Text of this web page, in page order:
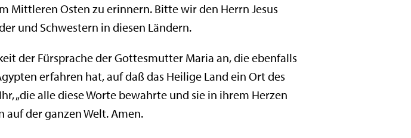
Mittleren Osten zu erinnern. Bitte wir den Herrn Jesus
und Schwestern in diesen Ländern.
der Fürsprache der Gottesmutter Maria an, die ebenfalls
erfahren hat, auf daß das Heilige Land ein Ort des
„die alle diese Worte bewahrte und sie in ihrem Herzen
auf der ganzen Welt. Amen.